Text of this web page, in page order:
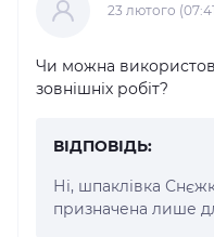
23 лютого
Чи можна
зовнішніх робіт?
ВІДПОВІДЬ:
Ні, шпаклівка
призначена лише